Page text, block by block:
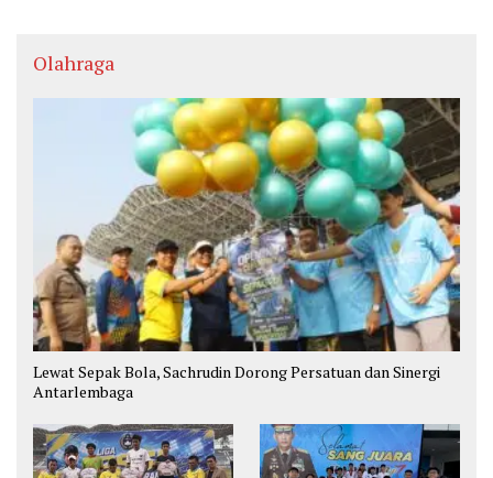
Olahraga
Lewat Sepak Bola, Sachrudin Dorong Persatuan dan Sinergi
Antarlembaga